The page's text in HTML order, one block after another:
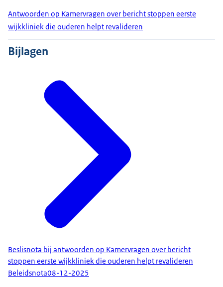
Antwoorden op Kamervragen over bericht stoppen eerste
wijkkliniek die ouderen helpt revalideren
Bijlagen
Beslisnota bij antwoorden op Kamervragen over bericht
stoppen eerste wijkkliniek die ouderen helpt revalideren
Beleidsnota08-12-2025